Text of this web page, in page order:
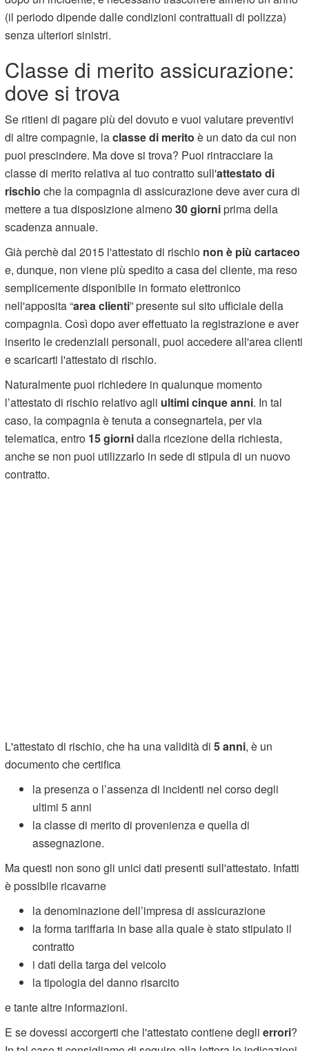
(il periodo dipende dalle condizioni contrattuali di polizza)
senza ulteriori sinistri.
Classe di merito assicurazione:
dove si trova
Se ritieni di pagare più del dovuto e vuoi valutare preventivi
di altre compagnie, laclasse di merito è un dato da cui non
puoi prescindere. Ma dove si trova? Puoi rintracciare la
classe di merito relativa al tuo contratto sull'attestato di
rischio che la compagnia di assicurazione deve aver cura di
mettere a tua disposizione almeno30 giorniprima della
scadenza annuale.
Già perchè dal 2015 l'attestato di rischio non è più cartaceo
e, dunque, non viene più spedito a casa del cliente, ma reso
semplicemente disponibile in formato elettronico
nell'apposita “area clienti” presente sul sito ufficiale della
compagnia. Così dopo aver effettuato la registrazione e aver
inserito le credenziali personali, puoi accedere all'area clienti
e scaricarti l'attestato di rischio.
Naturalmente puoi richiedere in qualunque momento
l’attestato di rischio relativo agli ultimi cinque anni. In tal
caso, la compagnia è tenuta a consegnartela, per via
telematica, entro 15 giornidalla ricezione della richiesta,
anche se non puoi utilizzarlo in sede di stipula di un nuovo
contratto.
L'attestato di rischio, che ha una validità di5 anni, è un
documento che certifica
la presenza o l’assenza di incidenti nel corso degli
ultimi 5 anni
la classe di merito di provenienza e quella di
assegnazione.
Ma questi non sono gli unici dati presenti sull'attestato. Infatti
è possibile ricavarne
la denominazione dell’impresa di assicurazione
la forma tariffaria in base alla quale è stato stipulato il
contratto
i dati della targa del veicolo
la tipologia del danno risarcito
e tante altre informazioni.
E se dovessi accorgerti che l'attestato contiene deglierrori?